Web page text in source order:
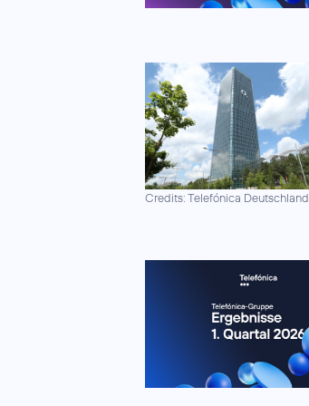
Credits: Telefónica Deutschland